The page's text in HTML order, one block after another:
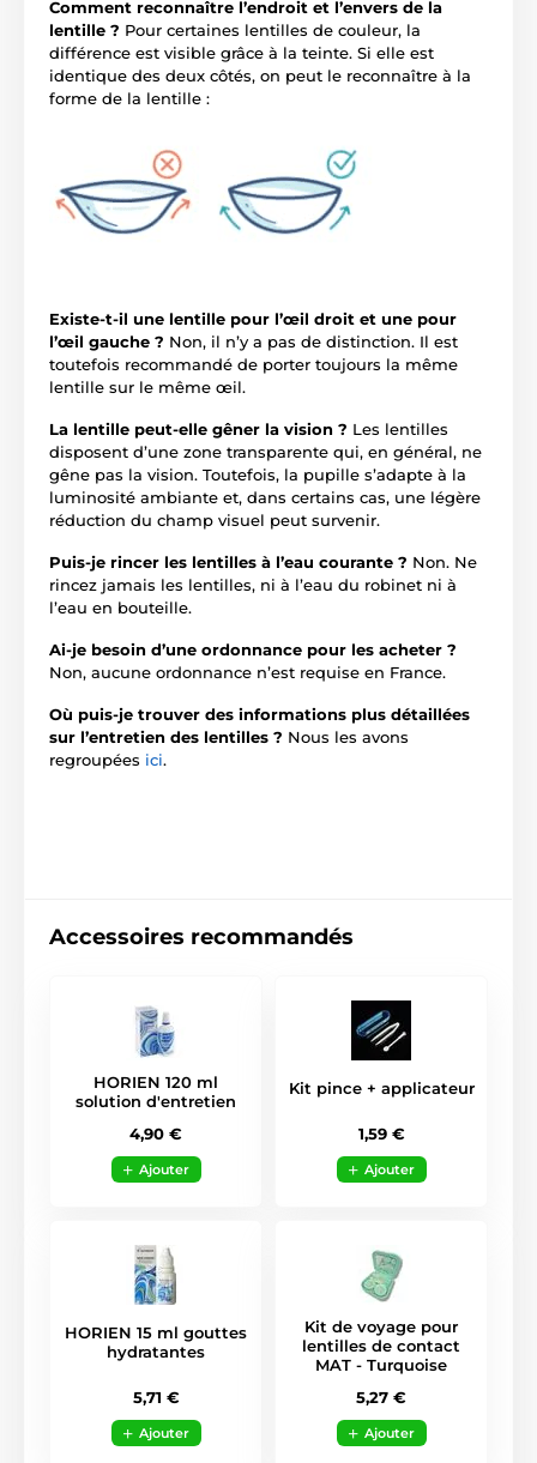
Comment reconnaître l’endroit et l’envers de la
lentille ? Pour certaines lentilles de couleur, la
différence est visible grâce à la teinte. Si elle est
identique des deux côtés, on peut le reconnaître à la
forme de la lentille :
Existe-t-il une lentille pour l’œil droit et une pour
l’œil gauche ? Non, il n’y a pas de distinction. Il est
toutefois recommandé de porter toujours la même
lentille sur le même œil.
La lentille peut-elle gêner la vision ? Les lentilles
disposent d’une zone transparente qui, en général, ne
gêne pas la vision. Toutefois, la pupille s’adapte à la
luminosité ambiante et, dans certains cas, une légère
réduction du champ visuel peut survenir.
Puis-je rincer les lentilles à l’eau courante ? Non. Ne
rincez jamais les lentilles, ni à l’eau du robinet ni à
l’eau en bouteille.
Ai-je besoin d’une ordonnance pour les acheter ?
Non, aucune ordonnance n’est requise en France.
Où puis-je trouver des informations plus détaillées
sur l’entretien des lentilles ? Nous les avons
regroupées ici.
Accessoires recommandés
HORIEN 120 ml
solution d'entretien
4,90 €
Ajouter
Kit pince + applicateur
1,59 €
Ajouter
HORIEN 15 ml gouttes
hydratantes
5,71 €
Ajouter
Kit de voyage pour
lentilles de contact
MAT - Turquoise
5,27 €
Ajouter